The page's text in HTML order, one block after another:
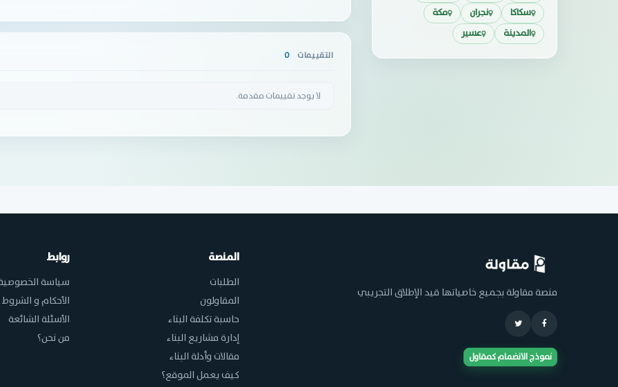
سكاكا
نجران
مكة
المدينة
عسير
التقييمات 0
لا يوجد تقييمات مقدمة.
منصة مقاولة بجميع خاصياتها قيد الإطلاق التجريبي
نموذج الانضمام كمقاول
المنصة
الطلبات
المقاولون
حاسبة تكلفة البناء
إدارة مشاريع البناء
مقالات وأدلة البناء
كيف يعمل الموقع؟
روابط
سياسة
الأحكام و الشروط
الأسئلة الشائعة
من نحن؟